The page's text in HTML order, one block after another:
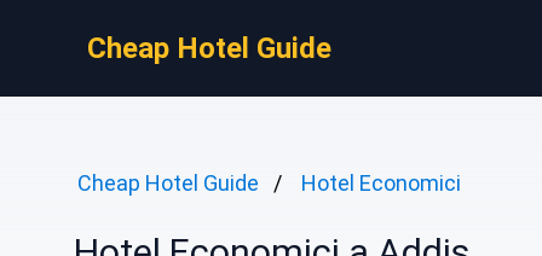
Cheap Hotel Guide
Cheap Hotel Guide Hotel Economici